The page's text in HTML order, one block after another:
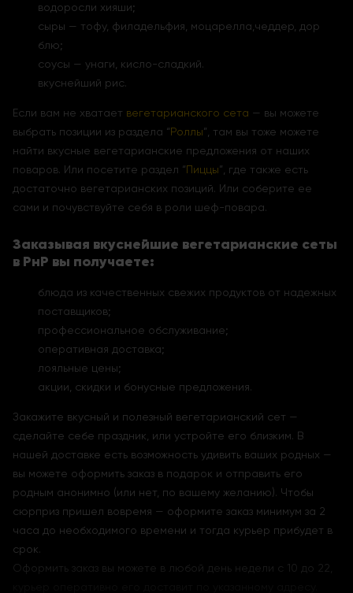
водоросли хияши;
сыры — тофу, филадельфия, моцарелла,чеддер, дор
блю;
соусы — унаги, кисло-сладкий.
вкуснейший рис.
Если вам не хватает вегетарианского сета — вы можете
выбрать позиции из раздела “Роллы”, там вы тоже можете
найти вкусные вегетарианские предложения от наших
поваров. Или посетите раздел “Пиццы”, где также есть
достаточно вегетарианских позиций. Или соберите ее
сами и почувствуйте себя в роли шеф-повара.
Заказывая вкуснейшие вегетарианские сеты
в РнР вы получаете:
блюда из качественных свежих продуктов от надежных
поставщиков;
профессиональное обслуживание;
оперативная доставка;
лояльные цены;
акции, скидки и бонусные предложения.
Закажите вкусный и полезный вегетарианский сет —
сделайте себе праздник, или устройте его близким. В
нашей доставке есть возможность удивить ваших родных —
вы можете оформить заказ в подарок и отправить его
родным анонимно (или нет, по вашему желанию). Чтобы
сюрприз пришел вовремя — оформите заказ минимум за 2
часа до необходимого времени и тогда курьер прибудет в
срок.
Оформить заказ вы можете в любой день недели с 10 до 22,